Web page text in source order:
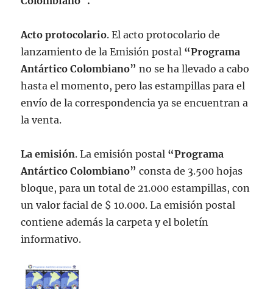
Acto protocolario. El acto protocolario de
lanzamiento de la Emisión postal “Programa
Antártico Colombiano” no se ha llevado a cabo
hasta el momento, pero las estampillas para el
envío de la correspondencia ya se encuentran a
la venta.
La emisión. La emisión postal “Programa
Antártico Colombiano” consta de 3.500 hojas
bloque, para un total de 21.000 estampillas, con
un valor facial de $ 10.000. La emisión postal
contiene además la carpeta y el boletín
informativo.